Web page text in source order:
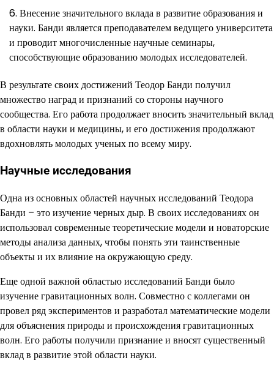
Внесение значительного вклада в развитие образования и
науки. Банди является преподавателем ведущего университета
и проводит многочисленные научные семинары,
способствующие образованию молодых исследователей.
В результате своих достижений Теодор Банди получил
множество наград и признаний со стороны научного
сообщества. Его работа продолжает вносить значительный вклад
в области науки и медицины, и его достижения продолжают
вдохновлять молодых ученых по всему миру.
Научные исследования
Одна из основных областей научных исследований Теодора
Банди – это изучение черных дыр. В своих исследованиях он
использовал современные теоретические модели и новаторские
методы анализа данных, чтобы понять эти таинственные
объекты и их влияние на окружающую среду.
Еще одной важной областью исследований Банди было
изучение гравитационных волн. Совместно с коллегами он
провел ряд экспериментов и разработал математические модели
для объяснения природы и происхождения гравитационных
волн. Его работы получили признание и вносят существенный
вклад в развитие этой области науки.